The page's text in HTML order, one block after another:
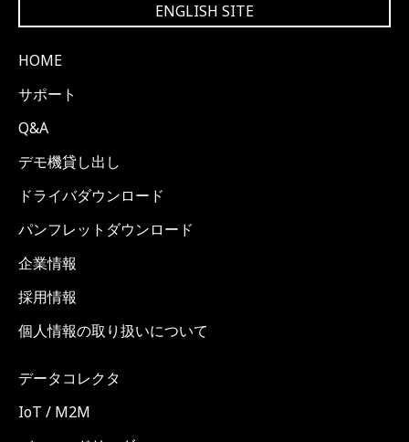
ENGLISH SITE
HOME
サポート
Q&A
デモ機貸し出し
ドライバダウンロード
パンフレットダウンロード
企業情報
採用情報
個人情報の取り扱いについて
データコレクタ
IoT / M2M